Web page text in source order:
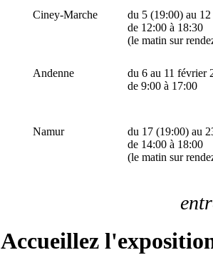
Ciney-Marche
du 5 (19:00) au
de 12:00 à 18:30
(le matin sur
Andenne du 6 au 11 février
de 9:00 à 17:00
Namur
du 17 (19:00) au
de 14:00 à 18:00
(le matin sur
Accueillez